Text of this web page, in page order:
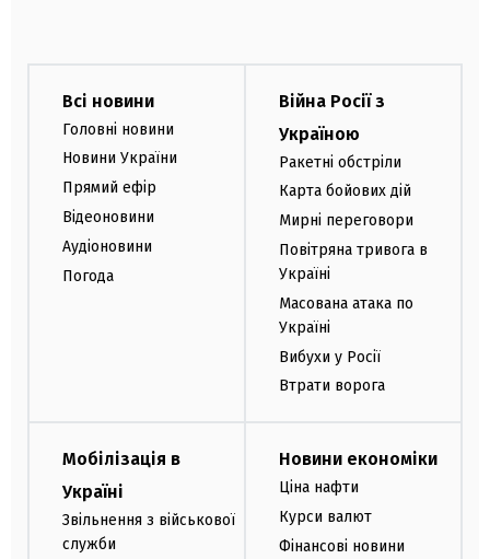
Всі новини
Головні новини
Новини України
Прямий ефір
Відеоновини
Аудіоновини
Погода
Війна Росії з
Україною
Ракетні обстріли
Карта бойових дій
Мирні переговори
Повітряна тривога в
Україні
Масована атака по
Україні
Вибухи у Росії
Втрати ворога
Мобілізація в
Україні
Звільнення з військової
служби
Новини економіки
Ціна нафти
Курси валют
Фінансові новини